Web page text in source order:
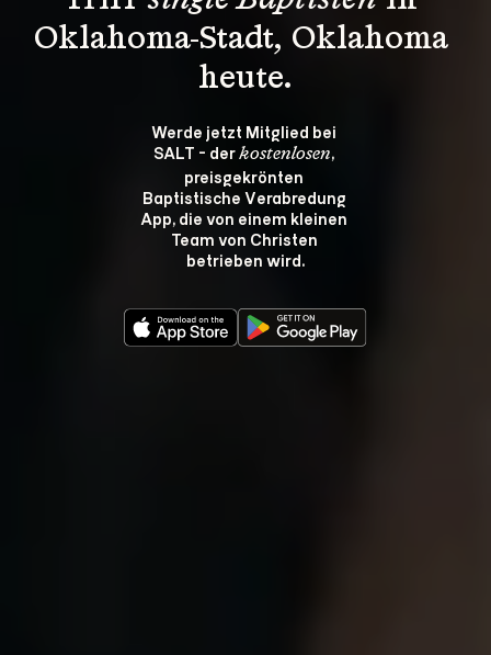
Oklahoma-Stadt, Oklahoma
heute.
Werde jetzt Mitglied bei
SALT - der kostenlosen,
preisgekrönten
Baptistische Verabredung
App, die von einem kleinen
Team von Christen
betrieben wird.